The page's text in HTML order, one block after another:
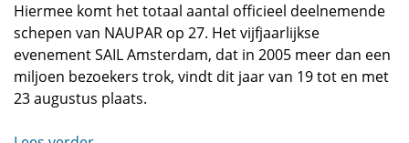
Hiermee komt het totaal aantal officieel deelnemende
schepen van NAUPAR op 27. Het vijfjaarlijkse
evenement SAIL Amsterdam, dat in 2005 meer dan een
miljoen bezoekers trok, vindt dit jaar van 19 tot en met
23 augustus plaats.